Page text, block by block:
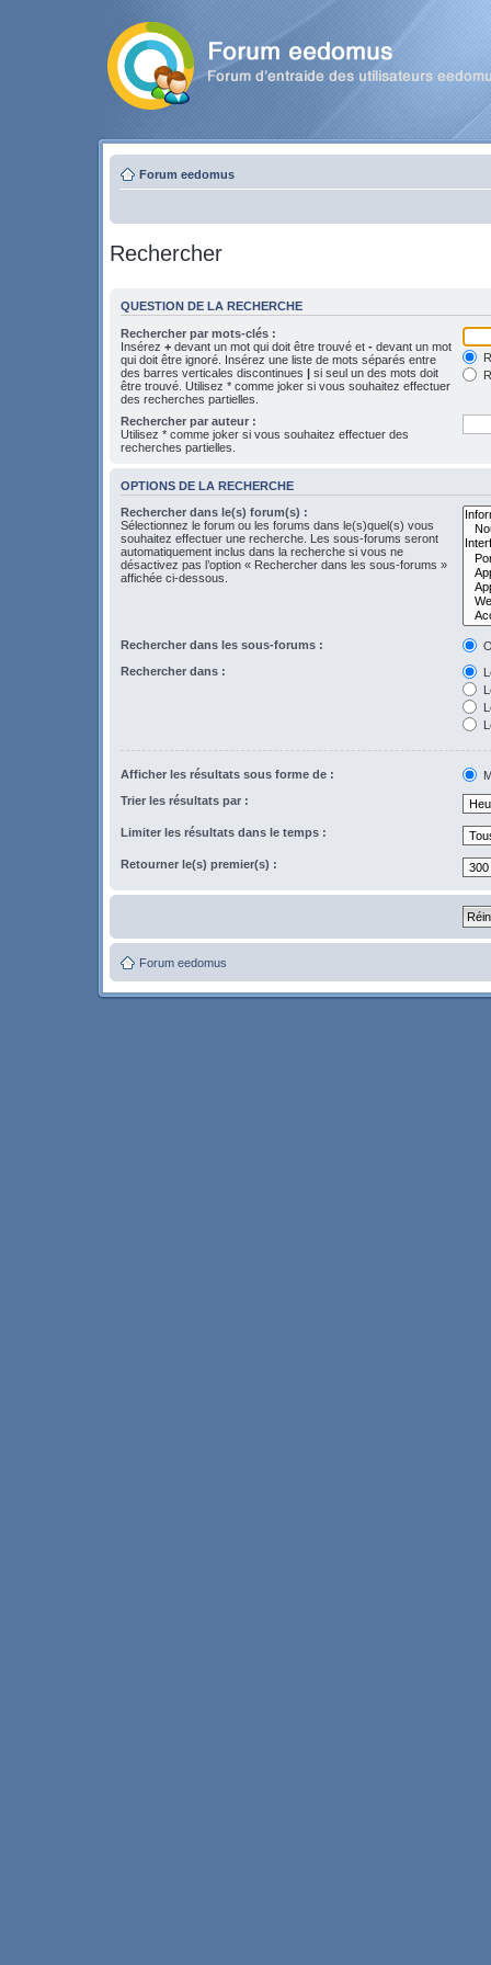
Forum eedomus
Rechercher
QUESTION DE LA RECHERCHE
Rechercher par mots-clés :
Insérez + devant un mot qui doit être trouvé et - devant un mot
qui doit être ignoré. Insérez une liste de mots séparés entre
des barres verticales discontinues | si seul un des mots doit
être trouvé. Utilisez * comme joker si vous souhaitez effectuer
des recherches partielles.
Rechercher par auteur :
Utilisez * comme joker si vous souhaitez effectuer des
recherches partielles.
OPTIONS DE LA RECHERCHE
Rechercher dans le(s) forum(s) :
Sélectionnez le forum ou les forums dans le(s)quel(s) vous
souhaitez effectuer une recherche. Les sous-forums seront
automatiquement inclus dans la recherche si vous ne
désactivez pas l’option « Rechercher dans les sous-forums »
affichée ci-dessous.
Rechercher dans les sous-forums :
Rechercher dans :
Afficher les résultats sous forme de :
Trier les résultats par :
Limiter les résultats dans le temps :
Retourner le(s) premier(s) :
Forum eedomus